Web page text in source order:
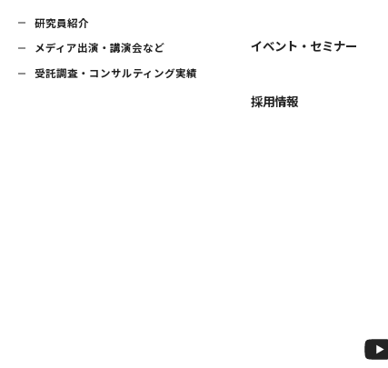
研究員紹介
メディア出演・講演会など
受託調査・コンサルティング実績
イベント・セミナー
採用情報